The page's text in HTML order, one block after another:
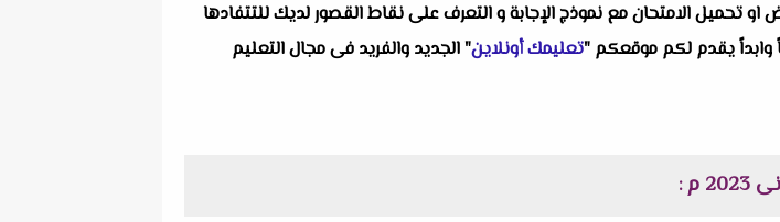
تحميل الامتحان مع نموذج الإجابة و التعرف على نقاط القصور لديك للتتفادها
وابداً يقدم لكم موقعكم "تعليمك أونلاين" الجديد والفريد فى مجال التعليم
م :